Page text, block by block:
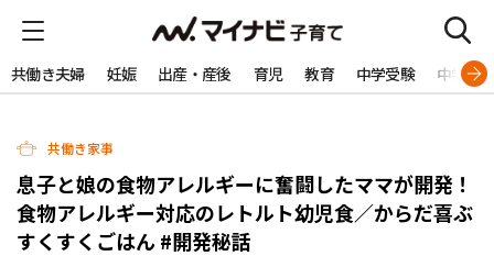
共働き夫婦 妊娠 出産・産後 育児 教育 中学受験 中学生
共働き家事
息子と娘の食物アレルギーに奮闘したママが開発！
食物アレルギー対応のレトルト幼児食／からだ喜ぶ
すくすくごはん #開発秘話